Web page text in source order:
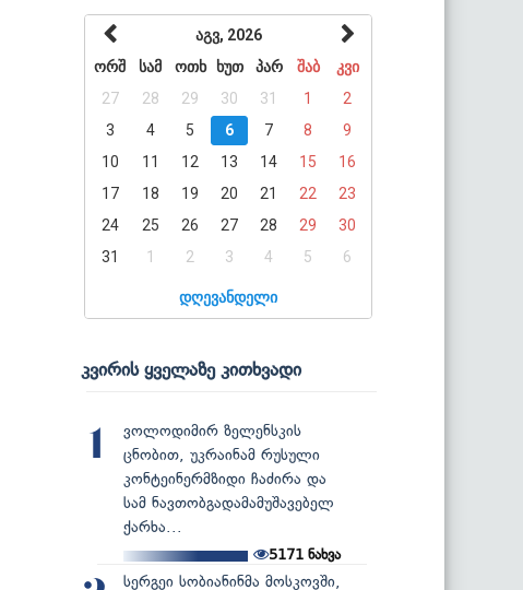
აგვ, 2026
ორშ
სამ ოთხ ხუთ პარ შაბ
კვი
27
28 29 30 31 1
2
3
4 5 6 7 8
9
10
11 12 13 14 15
16
17
18 19 20 21 22
23
24
25 26 27 28 29
30
31
1 2 3 4 5 6
დღევანდელი
კვირის ყველაზე კითხვადი
1
ვოლოდიმირ ზელენსკის
ცნობით, უკრაინამ რუსული
კონტეინერმზიდი ჩაძირა და
სამ ნავთობგადამამუშავებელ
ქარხა...
5171 ნახვა
სერგეი სობიანინმა მოსკოვში,